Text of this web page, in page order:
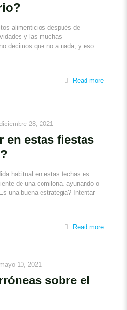
alimenticios después de
y las muchas
decimos que no a nada, y eso
Read more
diciembre 28, 2021
en estas fiestas
habitual en estas fechas es
de una comilona, ayunando o
una buena estrategia? Intentar
Read more
mayo 10, 2021
sobre el